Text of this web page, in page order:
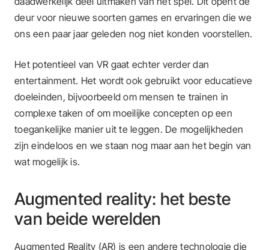
deur voor nieuwe soorten games en ervaringen die we
ons een paar jaar geleden nog niet konden voorstellen.
Het potentieel van VR gaat echter verder dan
entertainment. Het wordt ook gebruikt voor educatieve
doeleinden, bijvoorbeeld om mensen te trainen in
complexe taken of om moeilijke concepten op een
toegankelijke manier uit te leggen. De mogelijkheden
zijn eindeloos en we staan nog maar aan het begin van
wat mogelijk is.
Augmented reality: het beste
van beide werelden
Augmented Reality (AR) is een andere technologie die